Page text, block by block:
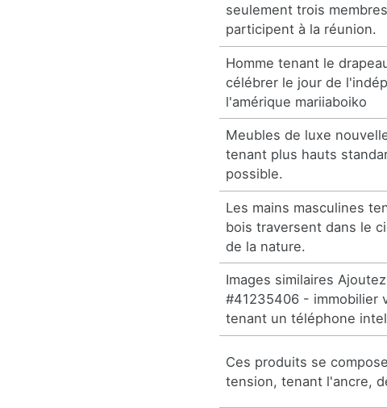
seulement trois
participent à la réunion.
Homme tenant le
célébrer le jour de
l'amérique mariiaboiko
Meubles de luxe
tenant plus hauts
possible.
Les mains masculines
bois traversent dans le
de la nature.
Images similaires
#41235406 - immobilier
tenant un téléphone
Ces produits se
tension, tenant l'ancre,